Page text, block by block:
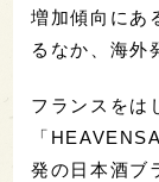
増加傾向にあ
るなか、海外
フランスをは
「
発の日本酒ブ